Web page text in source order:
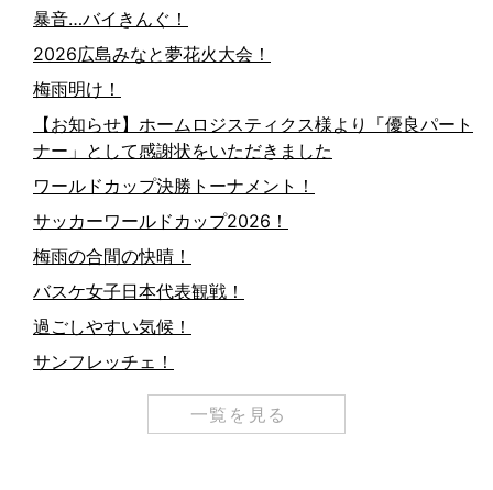
暴音…バイきんぐ！
2026広島みなと夢花火大会！
梅雨明け！
【お知らせ】ホームロジスティクス様より「優良パート
ナー」として感謝状をいただきました
ワールドカップ決勝トーナメント！
サッカーワールドカップ2026！
梅雨の合間の快晴！
バスケ女子日本代表観戦！
過ごしやすい気候！
サンフレッチェ！
一覧を見る